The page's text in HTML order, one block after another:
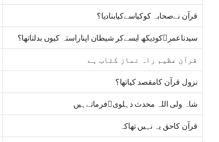
قرآن نےصحابہ کوکیاسےکیابنادیا؟
سیدناعمر﷜کودیکھ ایسےکر شیطان اپناراستہ کیوں بدلتاتھا؟
قرآن عظیم راہ نماز کتاب ہے
نزول قرآن کامقصد کیاتھا؟
شاہ ولی اللہ محدث دہلوی﷫فرماتےہیں
قرآن کاحق یہ نہیں تھاکہ